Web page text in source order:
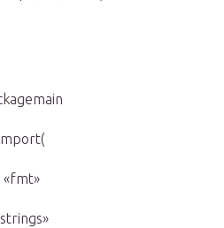
«fmt»